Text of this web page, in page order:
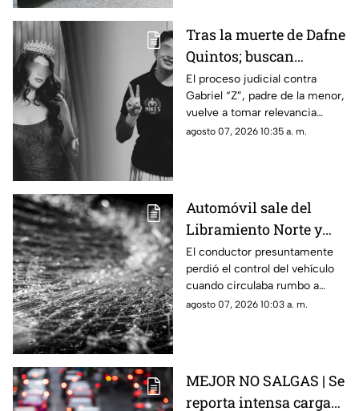
Tras la muerte de Dafne
Quintos; buscan
justicia por presunto
4buso a su integridad
íntima
El proceso judicial contra
Gabriel “Z”, padre de la menor,
vuelve a tomar relevancia
semanas después de la muerte
agosto 07, 2026 10:35 a. m.
Automóvil sale del
Libramiento Norte y
termina contra un
puesto de fresas
El conductor presuntamente
perdió el control del vehículo
cuando circulaba rumbo a
Salamanca y terminó dentro de
agosto 07, 2026 10:03 a. m.
MEJOR NO SALGAS | Se
reporta intensa carga